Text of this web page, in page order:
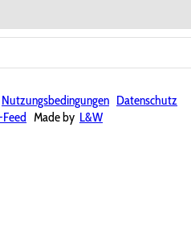
Nutzungsbedingungen Datenschutz
Made by L&W